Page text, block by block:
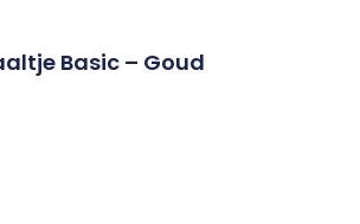
Basic – Goud